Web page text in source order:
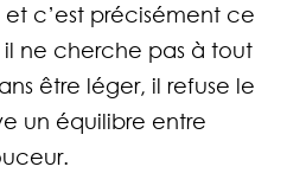
c’est précisément ce
ne cherche pas à tout
être léger, il refuse le
un équilibre entre